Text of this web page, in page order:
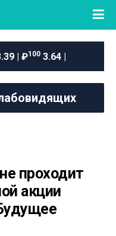
| ₽100 3.64 |
проходит
акции